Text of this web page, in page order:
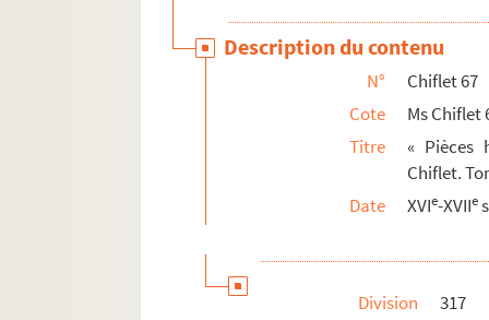
Description du contenu
N°
Chiflet 67
Cote
Ms Chiflet
Titre
« Pièces
Chiflet.
Date
XVIe-XVIIe
Division
317